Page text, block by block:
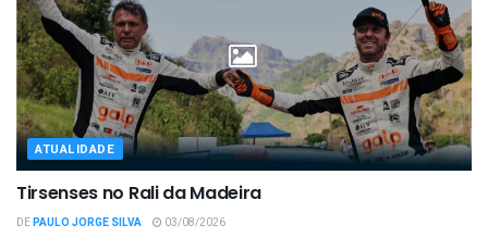
ATUALIDADE
Tirsenses no Rali da Madeira
DEPAULO JORGE SILVA 03/08/2026